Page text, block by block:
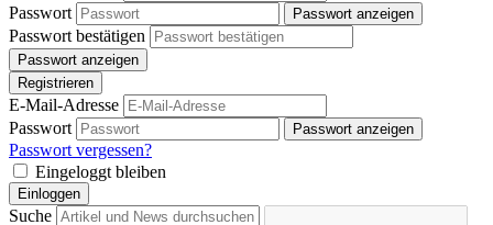
Passwort
Passwort anzeigen
Passwort bestätigen
Passwort anzeigen
Registrieren
E-Mail-Adresse
Passwort
Passwort anzeigen
Passwort vergessen?
Eingeloggt bleiben
Einloggen
Suche